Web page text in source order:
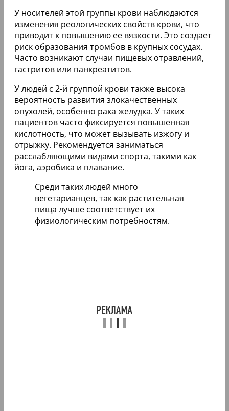
У носителей этой группы крови наблюдаются
изменения реологических свойств крови, что
приводит к повышению ее вязкости. Это создает
риск образования тромбов в крупных сосудах.
Часто возникают случаи пищевых отравлений,
гастритов или панкреатитов.
У людей с 2-й группой крови также высока
вероятность развития злокачественных
опухолей, особенно рака желудка. У таких
пациентов часто фиксируется повышенная
кислотность, что может вызывать изжогу и
отрыжку. Рекомендуется заниматься
расслабляющими видами спорта, такими как
йога, аэробика и плавание.
Среди таких людей много
вегетарианцев, так как растительная
пища лучше соответствует их
физиологическим потребностям.